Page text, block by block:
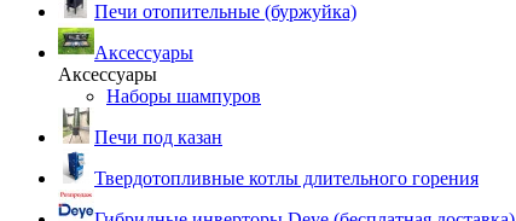
Печи отопительные (буржуйка)
Аксессуары
Аксессуары
Наборы шампуров
Печи под казан
Твердотопливные котлы длительного горения